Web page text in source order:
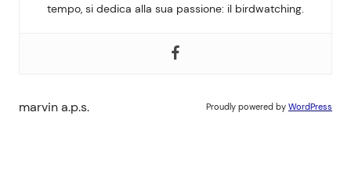
tempo, si dedica alla sua passione: il birdwatching.
marvin a.p.s. Proudly powered by WordPress